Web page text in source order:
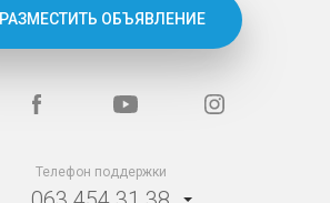
РАЗМЕСТИТЬ ОБЪЯВЛЕНИЕ
Телефон поддержки